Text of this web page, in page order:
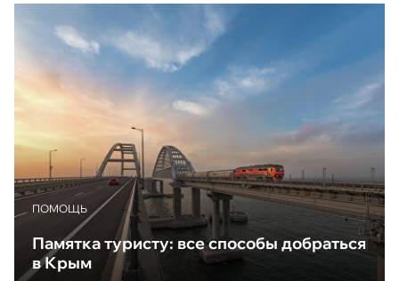
ПОМОЩЬ
Памятка туристу: все способы добраться
в Крым